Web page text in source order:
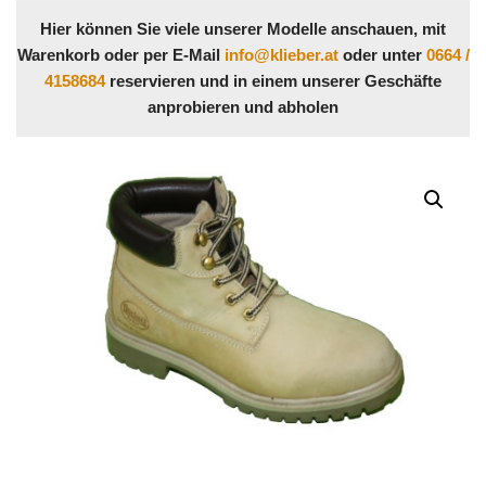
Hier können Sie viele unserer Modelle anschauen, mit
Warenkorb oder per E-Mail info@klieber.atoder unter 0664 /
4158684reservieren und in einem unserer Geschäfte
anprobieren und abholen